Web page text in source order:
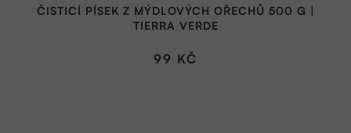
ČISTICÍ PÍSEK Z MÝDLOVÝCH OŘECHŮ 500 G |
TIERRA VERDE
99 KČ